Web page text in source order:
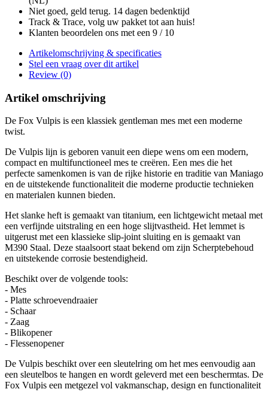
Niet goed, geld terug. 14 dagen bedenktijd
Track & Trace, volg uw pakket tot aan huis!
Klanten beoordelen ons met een 9 / 10
Artikelomschrijving & specificaties
Stel een vraag over dit artikel
Review (0)
Artikel omschrijving
De Fox Vulpis is een klassiek gentleman mes met een moderne
twist.
De Vulpis lijn is geboren vanuit een diepe wens om een modern,
compact en multifunctioneel mes te creëren. Een mes die het
perfecte samenkomen is van de rijke historie en traditie van Maniago
en de uitstekende functionaliteit die moderne productie technieken
en materialen kunnen bieden.
Het slanke heft is gemaakt van titanium, een lichtgewicht metaal met
een verfijnde uitstraling en een hoge slijtvastheid. Het lemmet is
uitgerust met een klassieke slip-joint sluiting en is gemaakt van
M390 Staal. Deze staalsoort staat bekend om zijn Scherptebehoud
en uitstekende corrosie bestendigheid.
Beschikt over de volgende tools:
- Mes
- Platte schroevendraaier
- Schaar
- Zaag
- Blikopener
- Flessenopener
De Vulpis beschikt over een sleutelring om het mes eenvoudig aan
een sleutelbos te hangen en wordt geleverd met een beschermtas. De
Fox Vulpis een metgezel vol vakmanschap, design en functionaliteit